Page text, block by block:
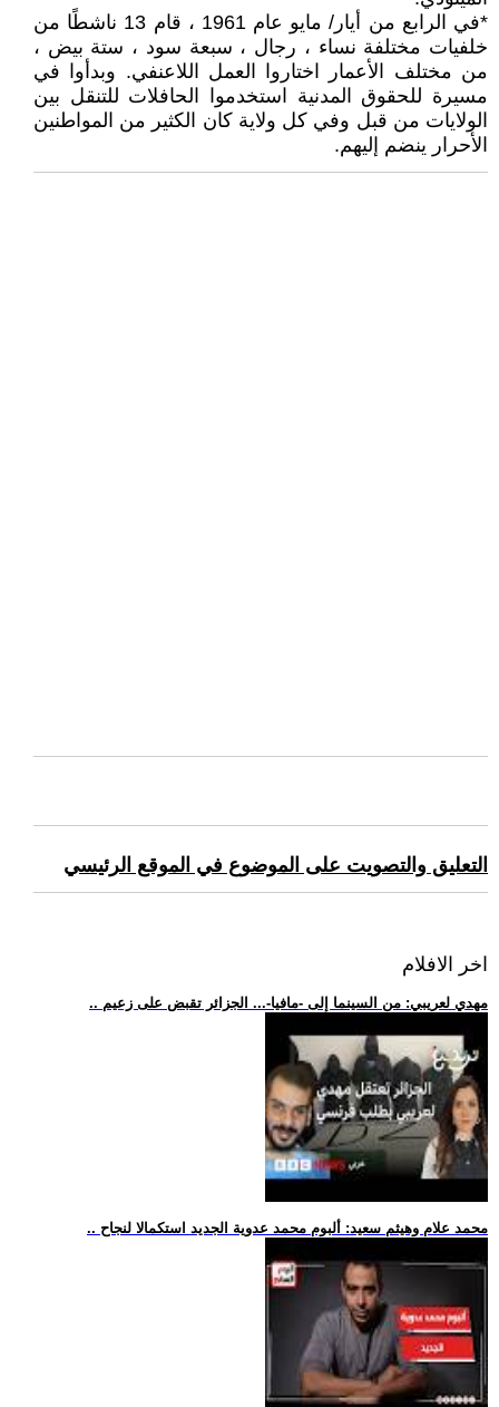
*في الرابع من أيار/ مايو عام 1961 ، قام 13 ناشطًا من
خلفيات مختلفة نساء ، رجال ، سبعة سود ، ستة بيض ،
من مختلف الأعمار اختاروا العمل اللاعنفي. وبدأوا في
مسيرة للحقوق المدنية استخدموا الحافلات للتنقل بين
الولايات من قبل وفي كل ولاية كان الكثير من المواطنين
الأحرار ينضم إليهم.
التعليق والتصويت على الموضوع في الموقع الرئيسي
اخر الافلام
.. مهدي لعريبي: من السينما إلى -مافيا-... الجزائر تقبض على زعيم
.. محمد علام وهيثم سعيد: ألبوم محمد عدوية الجديد استكمالا لنجاح